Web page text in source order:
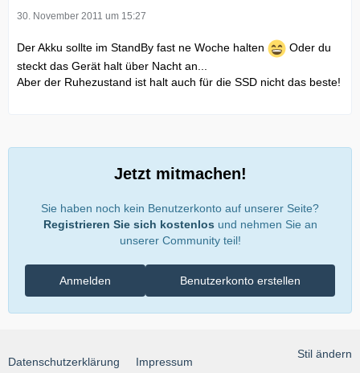
30. November 2011 um 15:27
Der Akku sollte im StandBy fast ne Woche halten
Oder du
steckt das Gerät halt über Nacht an...
Aber der Ruhezustand ist halt auch für die SSD nicht das beste!
Jetzt mitmachen!
Sie haben noch kein Benutzerkonto auf unserer Seite?
Registrieren Sie sich kostenlos und nehmen Sie an
unserer Community teil!
Benutzerkonto erstellen
Anmelden
Stil ändern
Datenschutzerklärung Impressum